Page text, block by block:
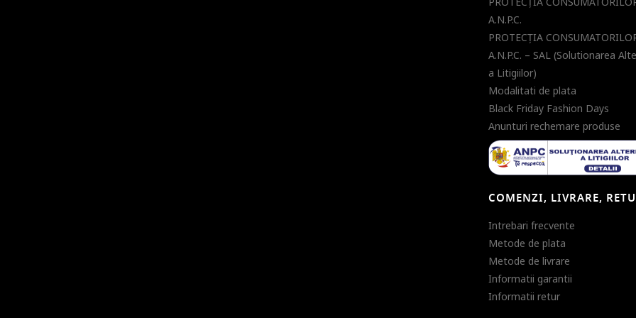
A.N.P.C.
PROTECŢIA
A.N.P.C. – SAL (Solutionarea
a Litigiilor)
Modalitati de plata
Black Friday Fashion Days
Anunturi rechemare produse
COMENZI, LIVRARE,
Intrebari frecvente
Metode de plata
Metode de livrare
Informatii garantii
Informatii retur